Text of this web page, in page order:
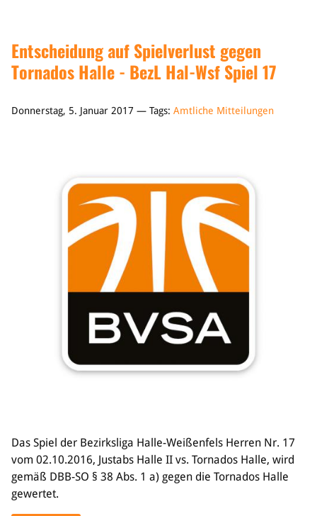
Entscheidung auf Spielverlust gegen
Tornados Halle - BezL Hal-Wsf Spiel 17
Donnerstag, 5. Januar 2017 — Tags: Amtliche Mitteilungen
Das Spiel der Bezirksliga Halle-Weißenfels Herren Nr. 17
vom 02.10.2016, Justabs Halle II vs. Tornados Halle, wird
gemäß DBB-SO § 38 Abs. 1 a) gegen die Tornados Halle
gewertet.